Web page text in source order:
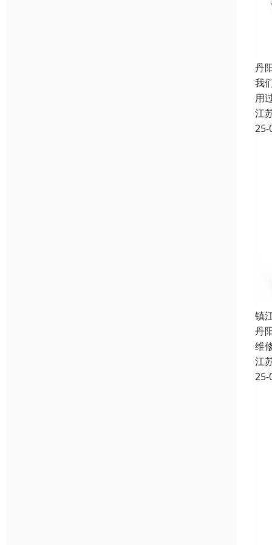
丹
我
用
江
25-
镇
丹
维
江
25-